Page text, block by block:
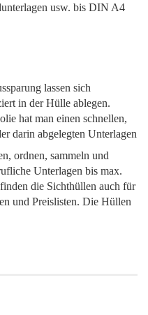
usw. bis DIN A4
lassen sich
in der Hülle ablegen.
hat man einen schnellen,
darin abgelegten Unterlagen
ordnen, sammeln und
Unterlagen bis max.
die Sichthüllen auch für
und Preislisten. Die Hüllen